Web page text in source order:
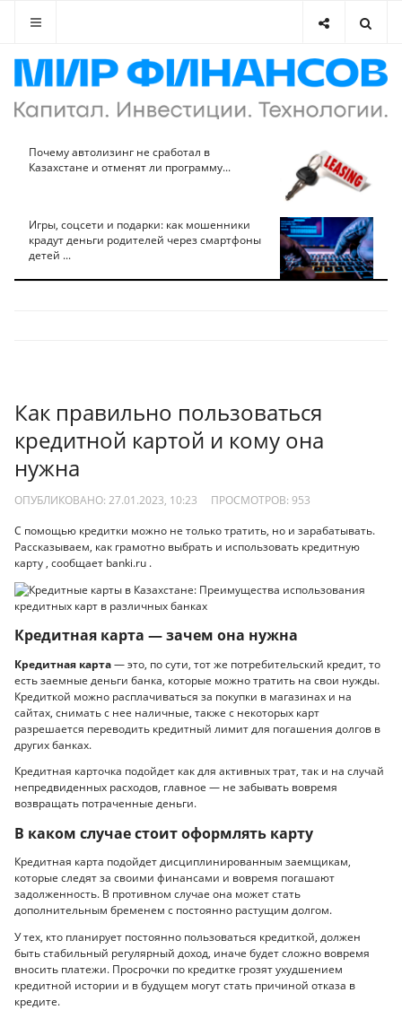
Почему автолизинг не сработал в
Казахстане и отменят ли программу...
Игры, соцсети и подарки: как мошенники
крадут деньги родителей через смартфоны
детей ...
Как правильно пользоваться
кредитной картой и кому она
нужна
ОПУБЛИКОВАНО: 27.01.2023, 10:23 ПРОСМОТРОВ: 953
С помощью кредитки можно не только тратить, но и зарабатывать.
Рассказываем, как грамотно выбрать и использовать кредитную
карту , сообщает banki.ru .
Кредитная карта — зачем она нужна
Кредитная карта— это, по сути, тот же потребительский кредит, то
есть заемные деньги банка, которые можно тратить на свои нужды.
Кредиткой можно расплачиваться за покупки в магазинах и на
сайтах, снимать с нее наличные, также с некоторых карт
разрешается переводить кредитный лимит для погашения долгов в
других банках.
Кредитная карточка подойдет как для активных трат, так и на случай
непредвиденных расходов, главное — не забывать вовремя
возвращать потраченные деньги.
В каком случае стоит оформлять карту
Кредитная карта подойдет дисциплинированным заемщикам,
которые следят за своими финансами и вовремя погашают
задолженность. В противном случае она может стать
дополнительным бременем с постоянно растущим долгом.
У тех, кто планирует постоянно пользоваться кредиткой, должен
быть стабильный регулярный доход, иначе будет сложно вовремя
вносить платежи. Просрочки по кредитке грозят ухудшением
кредитной истории и в будущем могут стать причиной отказа в
кредите.